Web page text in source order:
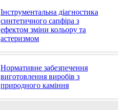
Інструментальна діагностика
синтетичного сапфіра з
ефектом зміни кольору та
астеризмом
Нормативне забезпечення
виготовлення виробів з
природного каміння